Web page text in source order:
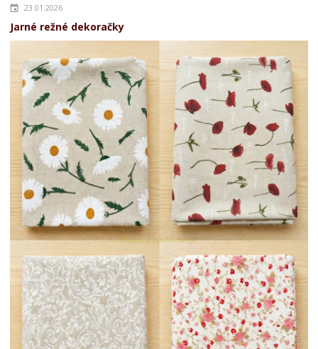
23.01.2026
Jarné režné dekoračky